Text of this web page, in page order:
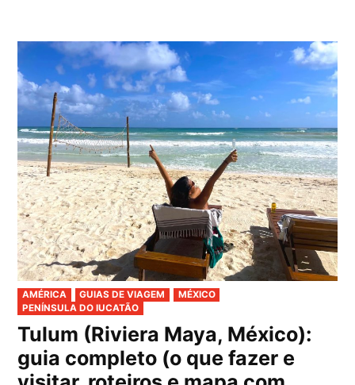
PUBLICADO
EM
AMÉRICA GUIAS DE VIAGEM
MÉXICO
PENÍNSULA DO IUCATÃO
Tulum (Riviera Maya, México):
guia completo (o que fazer e